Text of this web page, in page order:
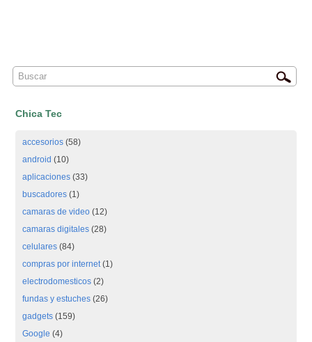
Chica Tec
accesorios (58)
android (10)
aplicaciones (33)
buscadores (1)
camaras de video (12)
camaras digitales (28)
celulares (84)
compras por internet(1)
electrodomesticos (2)
fundas y estuches (26)
gadgets (159)
Google (4)